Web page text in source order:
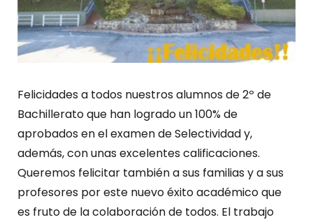
Felicidades a todos nuestros alumnos de 2º de
Bachillerato que han logrado un 100% de
aprobados en el examen de Selectividad y,
además, con unas excelentes calificaciones.
Queremos felicitar también a sus familias y a sus
profesores por este nuevo éxito académico que
es fruto de la colaboración de todos. El trabajo